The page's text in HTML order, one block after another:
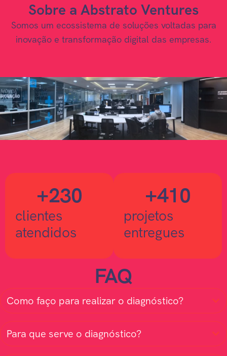
Sobre a Abstrato Ventures
Somos um ecossistema de soluções voltadas para
inovação e transformação digital das empresas.
clientes
atendidos
+230
projetos
entregues
+410
FAQ
Como faço para realizar o diagnóstico?
Para que serve o diagnóstico?